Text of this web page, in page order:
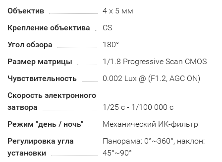
Объектив
4 х 5 мм
Крепление объектива
CS
Угол обзора
180°
Размер матрицы
1/1.8 Progressive Scan CMOS
Чувствительность
0.002 Lux @ (F1.2, AGC ON)
Скорость электронного
затвора
1/25 с - 1/100 000 с
Режим "день / ночь"
Механический ИК-фильтр
Регулировка угла
установки
Панорама: 0°~360°, наклон:
45°~90°